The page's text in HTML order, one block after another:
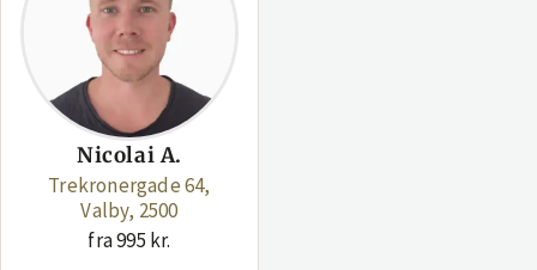
Nicolai A.
Trekronergade 64,
Valby, 2500
fra 995 kr.